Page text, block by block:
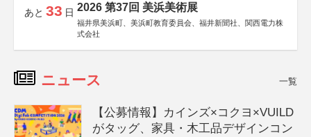
あと 33 日 2026 第37回 美浜美術展
福井県美浜町、美浜町教育委員会、福井新聞社、関西電力株
式会社
ニュース 一覧
【公募情報】カインズ×コクヨ×VUILD
がタッグ、家具・木工品デザインコン